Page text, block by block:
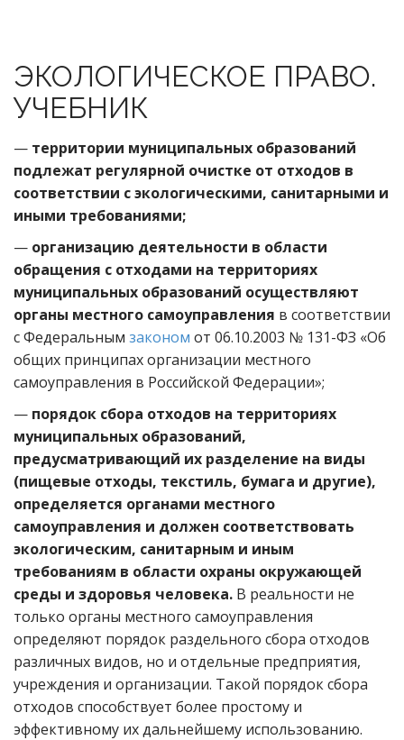
ЭКОЛОГИЧЕСКОЕ ПРАВО.
УЧЕБНИК
— территории муниципальных образований
подлежат регулярной очистке от отходов в
соответствии с экологическими, санитарными и
иными требованиями;
— организацию деятельности в области
обращения с отходами на территориях
муниципальных образований осуществляют
органы местного самоуправления в соответствии
с Федеральным законом от 06.10.2003 № 131-ФЗ «Об
общих принципах организации местного
самоуправления в Российской Федерации»;
— порядок сбора отходов на территориях
муниципальных образований,
предусматривающий их разделение на виды
(пищевые отходы, текстиль, бумага и другие),
определяется органами местного
самоуправления и должен соответствовать
экологическим, санитарным и иным
требованиям в области охраны окружающей
среды и здоровья человека. В реальности не
только органы местного самоуправления
определяют порядок раздельного сбора отходов
различных видов, но и отдельные предприятия,
учреждения и организации. Такой порядок сбора
отходов способствует более простому и
эффективному их дальнейшему использованию.